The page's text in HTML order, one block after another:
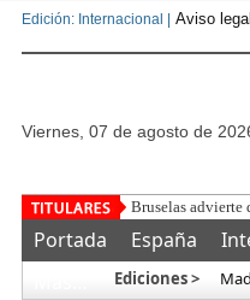
Edición: Internacional | Aviso legal
viernes, 07 de agosto de
Detenido un
Portada España
Ediciones >